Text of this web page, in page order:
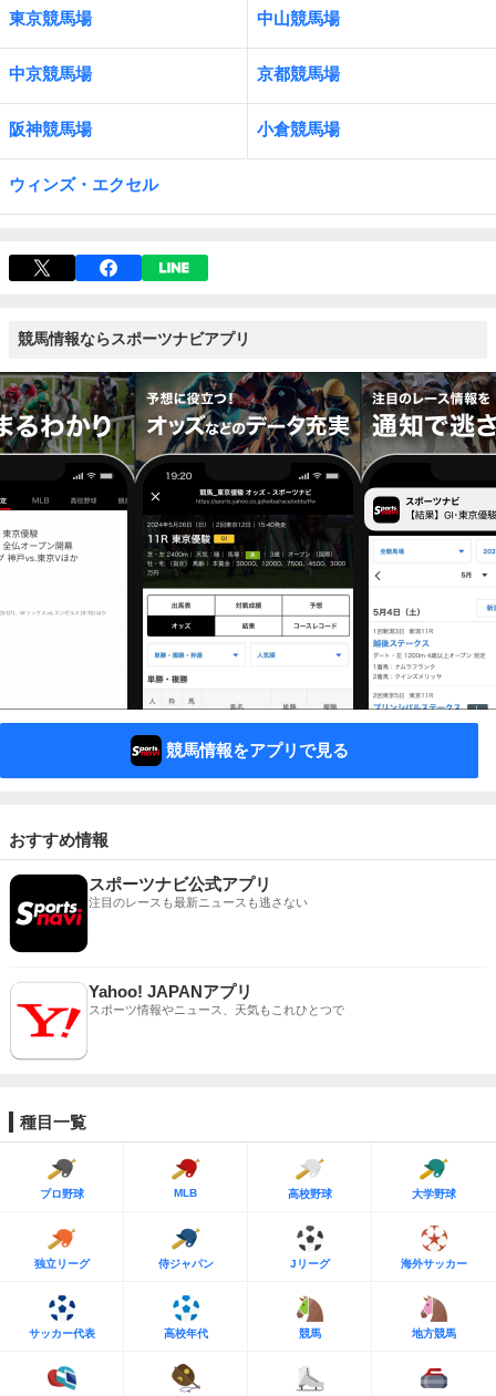
東京競馬場 中山競馬場
中京競馬場 京都競馬場
阪神競馬場 小倉競馬場
ウィンズ・エクセル
競馬情報ならスポーツナビアプリ
競馬情報をアプリで見る
おすすめ情報
スポーツナビ公式アプリ
注目のレースも最新ニュースも逃さない
Yahoo! JAPANアプリ
スポーツ情報やニュース、天気もこれひとつで
種目一覧
プロ野球 MLB 高校野球 大学野球
独立リーグ 侍ジャパン Jリーグ 海外サッカー
サッカー代表 高校年代 競馬 地方競馬